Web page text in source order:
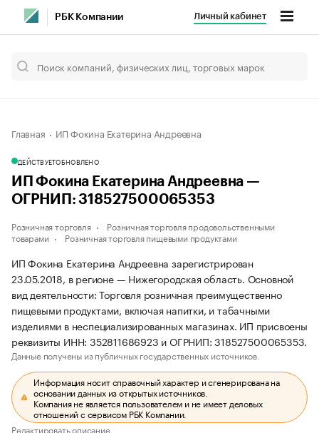
РБК Компании Личный кабинет
Главная ИП Фокина Екатерина Андреевна
ДЕЙСТВУЕТОБНОВЛЕНО
ИП Фокина Екатерина Андреевна —
ОГРНИП: 318527500065353
Розничная торговля
Розничная торговля продовольственными
товарами
Розничная торговля пищевыми продуктами
ИП Фокина Екатерина Андреевна зарегистрирован
23.05.2018, в регионе — Нижегородская область. Основной
вид деятельности: Торговля розничная преимущественно
пищевыми продуктами, включая напитки, и табачными
изделиями в неспециализированных магазинах. ИП присвоены
реквизиты ИНН: 352811686923 и ОГРНИП: 318527500065353.
Данные получены из публичных государственных источников.
Информация носит справочный характер и сгенерирована на
основании данных из открытых источников.
Компания не является пользователем и не имеет деловых
отношений с сервисом РБК Компании.
Редактировать описание